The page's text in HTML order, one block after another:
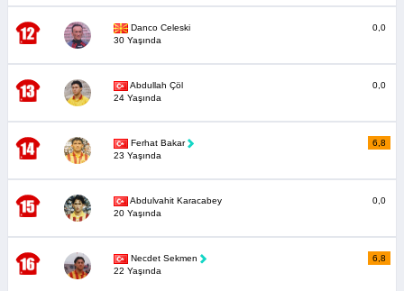
Danco Celeski
30 Yaşında
0,0
Abdullah Çöl
24 Yaşında
0,0
Ferhat Bakar
23 Yaşında
6,8
Abdulvahit Karacabey
20 Yaşında
0,0
Necdet Sekmen
22 Yaşında
6,8